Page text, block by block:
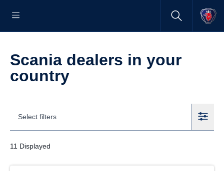
Scania dealers in your
country
Select filters
11 Displayed